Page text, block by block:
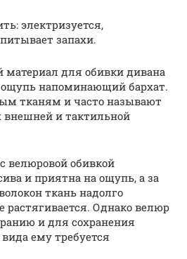
электризуется,
запахи.
для обивки дивана
напоминающий бархат.
тканям и часто называют
внешней и тактильной
велюровой обивкой
и приятна на ощупь, а за
ткань надолго
растягивается. Однако велюр
и для сохранения
ему требуется